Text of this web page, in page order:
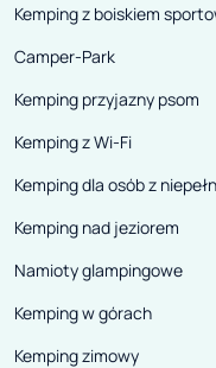
Kemping z boiskiem
Camper-Park
Kemping przyjazny psom
Kemping z Wi-Fi
Kemping dla osób z
Kemping nad jeziorem
Namioty glampingowe
Kemping w górach
Kemping zimowy